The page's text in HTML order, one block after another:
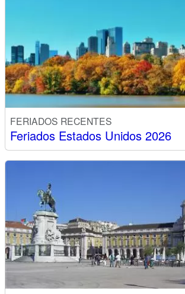
FERIADOS RECENTES
Feriados Estados Unidos 2026